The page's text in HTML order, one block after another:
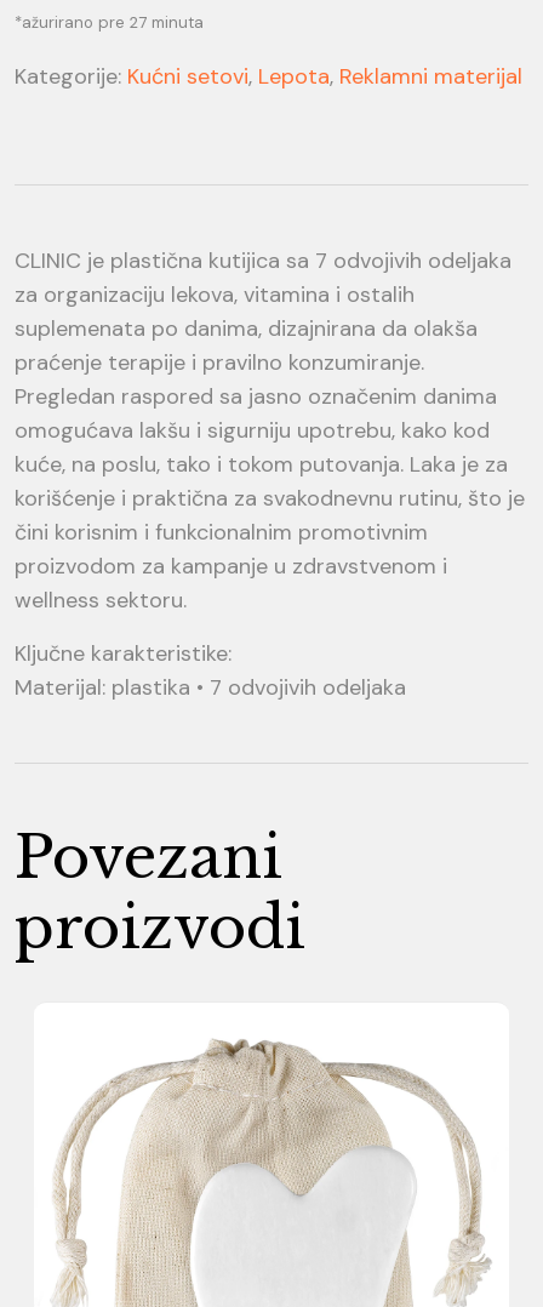
*ažurirano pre 27 minuta
Kategorije: Kućni setovi, Lepota, Reklamni materijal
CLINIC je plastična kutijica sa 7 odvojivih odeljaka
za organizaciju lekova, vitamina i ostalih
suplemenata po danima, dizajnirana da olakša
praćenje terapije i pravilno konzumiranje.
Pregledan raspored sa jasno označenim danima
omogućava lakšu i sigurniju upotrebu, kako kod
kuće, na poslu, tako i tokom putovanja. Laka je za
korišćenje i praktična za svakodnevnu rutinu, što je
čini korisnim i funkcionalnim promotivnim
proizvodom za kampanje u zdravstvenom i
wellness sektoru.
Ključne karakteristike:
Materijal: plastika • 7 odvojivih odeljaka
Povezani
proizvodi